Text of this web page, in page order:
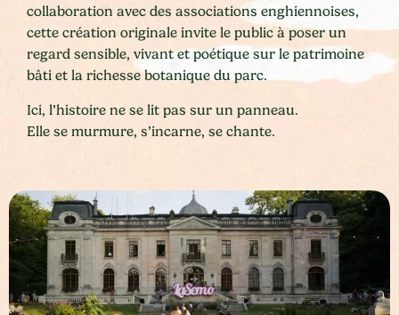
collaboration avec des associations enghiennoises,
cette création originale invite le public à poser un
regard sensible, vivant et poétique sur le patrimoine
bâti et la richesse botanique du parc.
Ici, l’histoire ne se lit pas sur un panneau.
Elle se murmure, s’incarne, se chante.